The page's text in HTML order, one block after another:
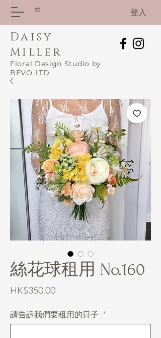
登入
Daisy
Miller
Floral Design Studio by
BEVO LTD
絲花球租用 No.160
HK$350.00價
請告訴我們要租用的日子: *